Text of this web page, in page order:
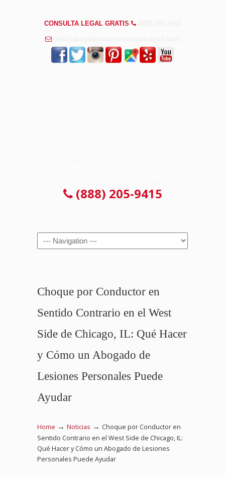
CONSULTA LEGAL GRATIS
(888) 205-9415
Navigation
Choque por Conductor en
Sentido Contrario en el West
Side de Chicago, IL: Qué Hacer
y Cómo un Abogado de
Lesiones Personales Puede
Ayudar
Home → Noticias → Choque por Conductor en
Sentido Contrario en el West Side de Chicago, IL:
Qué Hacer y Cómo un Abogado de Lesiones
Personales Puede Ayudar